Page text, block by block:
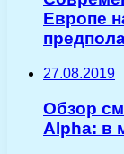
Европе
27.08.2019
Обзор
Alpha: в